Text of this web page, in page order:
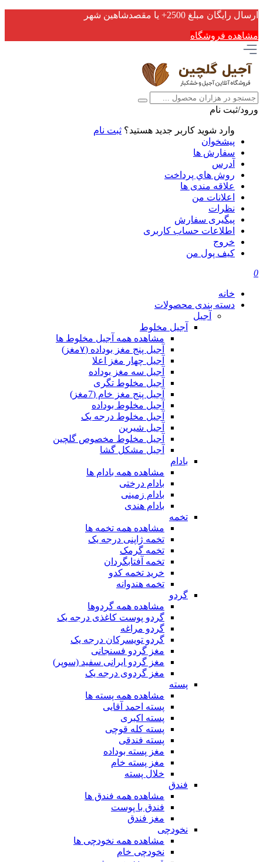
ارسال رایگان مبلغ 2500+ یا مقصدشاهین شهر
مشاهده فروشگاه
ورود/ثبت نام
وارد شوید کاربر جدید هستید؟ ثبت نام
پیشخوان
سفارش ها
آدرس
روش هاي پرداخت
علاقه مندی ها
اعلانات من
نظرات
پیگیری سفارش
اطلاعات حساب كاربری
خروج
کیف پول من
0
خانه
دسته بندی محصولات
آجیل
آجیل مخلوط
مشاهده همه آجیل مخلوط ها
آجیل پنج مغز بوداده (۷مغز)
آجیل چهار مغز اعلا
آجیل سه مغز بوداده
آجیل مخلوط تگری
آجیل پنج مغز خام (7مغز)
آجیل مخلوط بوداده
آجیل مخلوط درجه یک
آجیل شیرین
آجیل مخلوط مخصوص گلچین
آجیل مشکل گشا
بادام
مشاهده همه بادام ها
بادام درختی
بادام زمینی
بادام هندی
تخمه
مشاهده همه تخمه ها
تخمه ژاپنی درجه یک
تخمه گرمک
تخمه آفتابگردان
خرید تخمه کدو
تخمه هندوانه
گردو
مشاهده همه گردوها
گردو پوست کاغذی درجه یک
گردو مراغه
گردو تویسرکان درجه یک
مغز گردو فسنجانی
مغز گردو ایرانی سفید (سوپر)
مغز گردوی درجه یک
پسته
مشاهده همه پسته ها
پسته احمد آقایی
پسته اکبری
پسته کله قوچی
پسته فندقی
مغز پسته بوداده
مغز پسته خام
خلال پسته
فندق
مشاهده همه فندق ها
فندق با پوست
مغز فندق
نخودچی
مشاهده همه نخودچی ها
نخودچی خام